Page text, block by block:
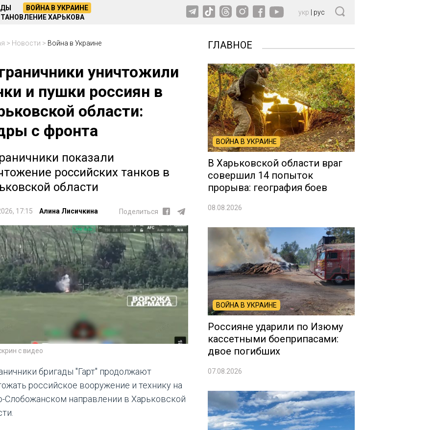
ВОЙНА В УКРАИНЕ
ХАРЬКОВА
укр рус
> Новости > Война в Украине
уничтожили
и пушки россиян в
области:
с фронта
показали
российских танков в
области
17:15 Алина Лисичкина Поделиться
с видео
бригады "Гарт" продолжают
российское вооружение и технику на
направлении в Харьковской
ГЛАВНОЕ
ВОЙНА В УКРАИНЕ
В Харьковской области враг
совершил 14 попыток
прорыва: география боев
08.08.2026
ВОЙНА В УКРАИНЕ
Россияне ударили по Изюму
кассетными боеприпасами:
двое погибших
07.08.2026